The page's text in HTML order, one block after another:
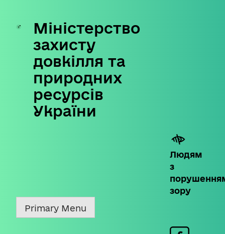
Skip
content
Міністерство
захисту
довкілля та
природних
ресурсів
України
Людям
з
зору
Primary Menu